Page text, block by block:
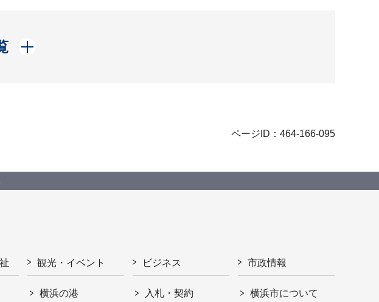
ページID：464-166-095
観光・イベント
横浜の港
ビジネス
入札・契約
市政情報
横浜市について